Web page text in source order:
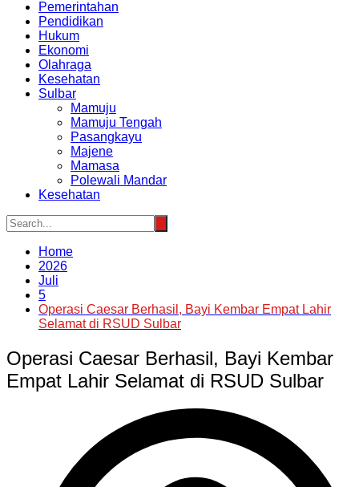
Pemerintahan
Pendidikan
Hukum
Ekonomi
Olahraga
Kesehatan
Sulbar
Mamuju
Mamuju Tengah
Pasangkayu
Majene
Mamasa
Polewali Mandar
Kesehatan
Home
2026
Juli
5
Operasi Caesar Berhasil, Bayi Kembar Empat Lahir
Selamat di RSUD Sulbar
Operasi Caesar Berhasil, Bayi Kembar
Empat Lahir Selamat di RSUD Sulbar